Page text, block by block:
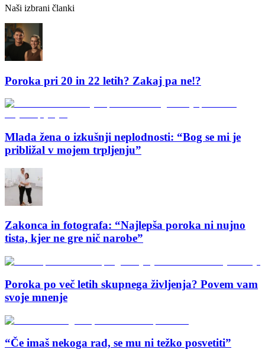
Naši izbrani članki
Poroka pri 20 in 22 letih? Zakaj pa ne!?
Mlada žena o izkušnji neplodnosti: “Bog se mi je
približal v mojem trpljenju”
Zakonca in fotografa: “Najlepša poroka ni nujno
tista, kjer ne gre nič narobe”
Poroka po več letih skupnega življenja? Povem vam
svoje mnenje
“Če imaš nekoga rad, se mu ni težko posvetiti”